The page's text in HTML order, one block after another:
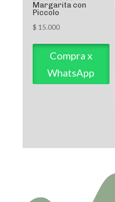
Margarita con
Piccolo
$ 15.000
Compra x
WhatsApp